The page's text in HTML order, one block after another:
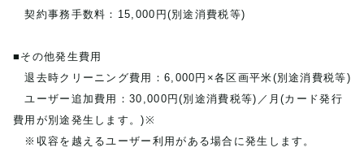
契約事務手数料：15,000円(別途消費税等)
■その他発生費用
退去時クリーニング費用：6,000円×各区画平米(別途消費税等)
ユーザー追加費用：30,000円(別途消費税等)／月(カード発行
費用が別途発生します。)※
※収容を越えるユーザー利用がある場合に発生します。